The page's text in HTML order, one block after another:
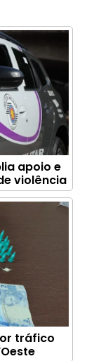
apoio e
violência
tráfico